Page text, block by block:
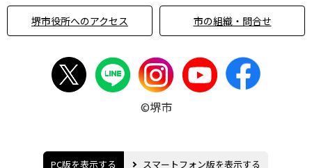
堺市役所へのアクセス 市の組織・問合せ
©堺市
PC版を表示する スマートフォン版を表示する